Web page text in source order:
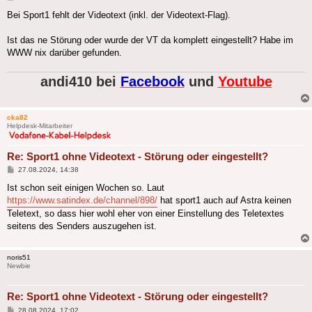
Bei Sport1 fehlt der Videotext (inkl. der Videotext-Flag).
Ist das ne Störung oder wurde der VT da komplett eingestellt? Habe im
WWW nix darüber gefunden.
andi410 bei Facebookund Youtube
cka82
Helpdesk-Mitarbeiter
Re: Sport1 ohne Videotext - Störung oder eingestellt?
Beitrag
27.08.2024, 14:38
Ist schon seit einigen Wochen so. Laut
https://www.satindex.de/channel/898/ hat sport1 auch auf Astra keinen
Teletext, so dass hier wohl eher von einer Einstellung des Teletextes
seitens des Senders auszugehen ist.
noris51
Newbie
Re: Sport1 ohne Videotext - Störung oder eingestellt?
Beitrag
28.08.2024, 17:02